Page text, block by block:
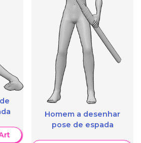
Homem a desenhar
pose de espada